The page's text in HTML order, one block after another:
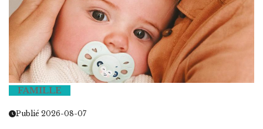
FAMILLE
Publié 2026-08-07